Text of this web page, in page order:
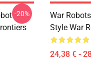
-20%
War
Style War
24,38 € -